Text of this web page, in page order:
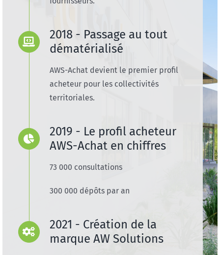
2018 - Passage au tout
dématérialisé
AWS-Achat devient le premier profil
acheteur pour les collectivités
territoriales.
2019 - Le profil acheteur
AWS-Achat en chiffres
73 000 consultations
300 000 dépôts par an
2021 - Création de la
marque AW Solutions